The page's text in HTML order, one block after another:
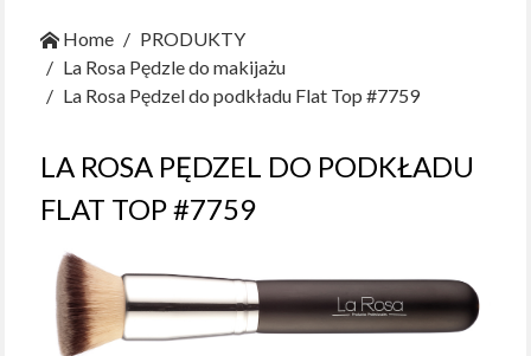
Home
PRODUKTY
La Rosa Pędzle do makijażu
La Rosa Pędzel do podkładu Flat Top #7759
LA ROSA PĘDZEL DO PODKŁADU
FLAT TOP #7759